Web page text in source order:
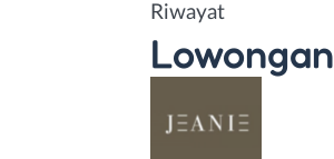
Riwayat
Lowongan